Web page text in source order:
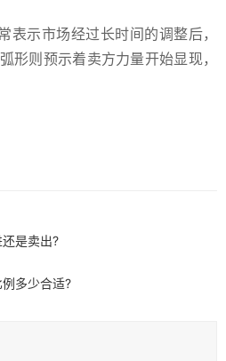
表示市场经过长时间的调整后，
形则预示着卖方力量开始显现，
是卖出?
多少合适?